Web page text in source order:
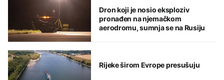
Dron koji je nosio eksploziv
pronađen na njemačkom
aerodromu, sumnja se na Rusiju
Rijeke širom Evrope presušuju